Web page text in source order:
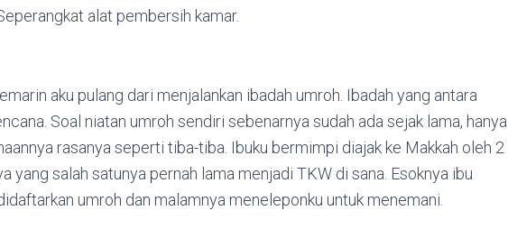
alat pembersih kamar.
aku pulang dari menjalankan ibadah umroh. Ibadah yang antara
Soal niatan umroh sendiri sebenarnya sudah ada sejak lama, hanya
rasanya seperti tiba-tiba. Ibuku bermimpi diajak ke Makkah oleh 2
yang salah satunya pernah lama menjadi TKW di sana. Esoknya ibu
umroh dan malamnya meneleponku untuk menemani.